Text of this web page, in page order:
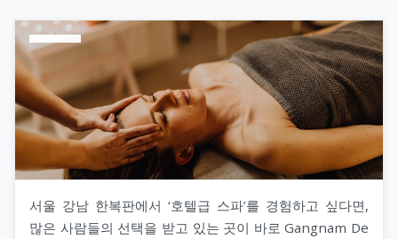
서울 강남 한복판에서 ‘호텔급 스파’를 경험하고 싶다면,
많은 사람들의 선택을 받고 있는 곳이 바로 Gangnam De